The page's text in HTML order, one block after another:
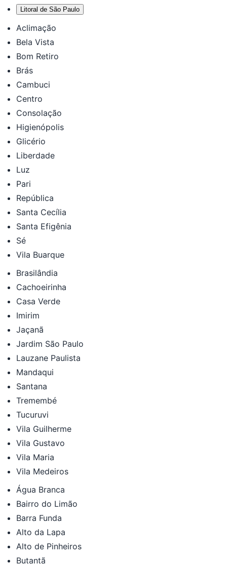
Litoral de São Paulo
Aclimação
Bela Vista
Bom Retiro
Brás
Cambuci
Centro
Consolação
Higienópolis
Glicério
Liberdade
Luz
Pari
República
Santa Cecília
Santa Efigênia
Sé
Vila Buarque
Brasilândia
Cachoeirinha
Casa Verde
Imirim
Jaçanã
Jardim São Paulo
Lauzane Paulista
Mandaqui
Santana
Tremembé
Tucuruvi
Vila Guilherme
Vila Gustavo
Vila Maria
Vila Medeiros
Água Branca
Bairro do Limão
Barra Funda
Alto da Lapa
Alto de Pinheiros
Butantã